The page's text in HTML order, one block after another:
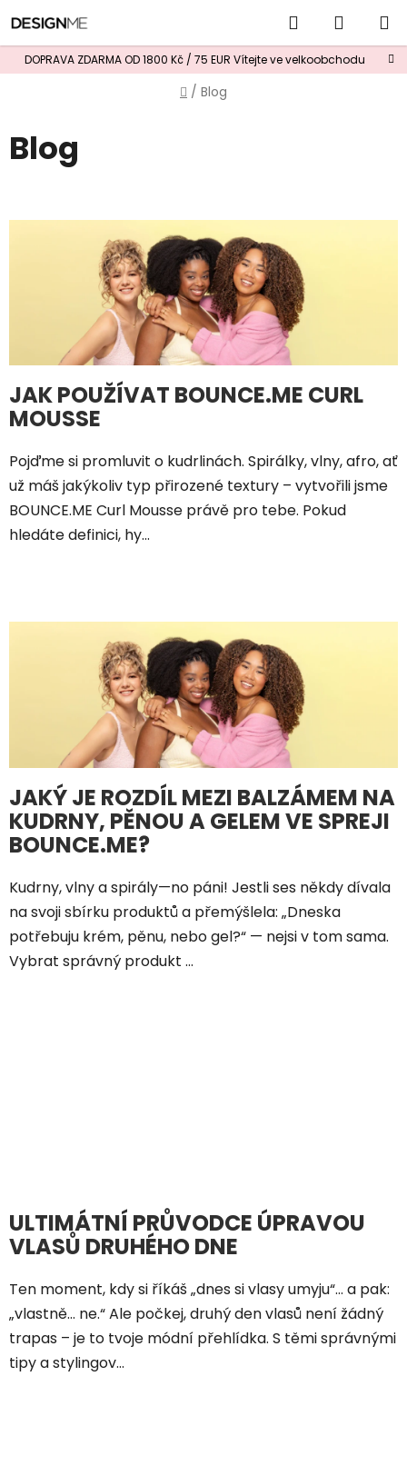
na
obsah
DOPRAVA ZDARMA OD 1800 Kč / 75 EUR Vítejte ve velkoobchodu
Hledat
KOŠÍK
Domů
/ Blog
Blog
ý
á
n
k
ů
JAK POUŽÍVAT BOUNCE.ME CURL
MOUSSE
Pojďme si promluvit o kudrlinách. Spirálky, vlny, afro, ať
už máš jakýkoliv typ přirozené textury – vytvořili jsme
BOUNCE.ME Curl Mousse právě pro tebe. Pokud
hledáte definici, hy...
JAKÝ JE ROZDÍL MEZI BALZÁMEM NA
KUDRNY, PĚNOU A GELEM VE SPREJI
BOUNCE.ME?
Kudrny, vlny a spirály—no páni! Jestli ses někdy dívala
na svoji sbírku produktů a přemýšlela: „Dneska
potřebuju krém, pěnu, nebo gel?“ — nejsi v tom sama.
Vybrat správný produkt ...
ULTIMÁTNÍ PRŮVODCE ÚPRAVOU
VLASŮ DRUHÉHO DNE
Ten moment, kdy si říkáš „dnes si vlasy umyju“… a pak:
„vlastně… ne.“ Ale počkej, druhý den vlasů není žádný
trapas – je to tvoje módní přehlídka. S těmi správnými
tipy a stylingov...